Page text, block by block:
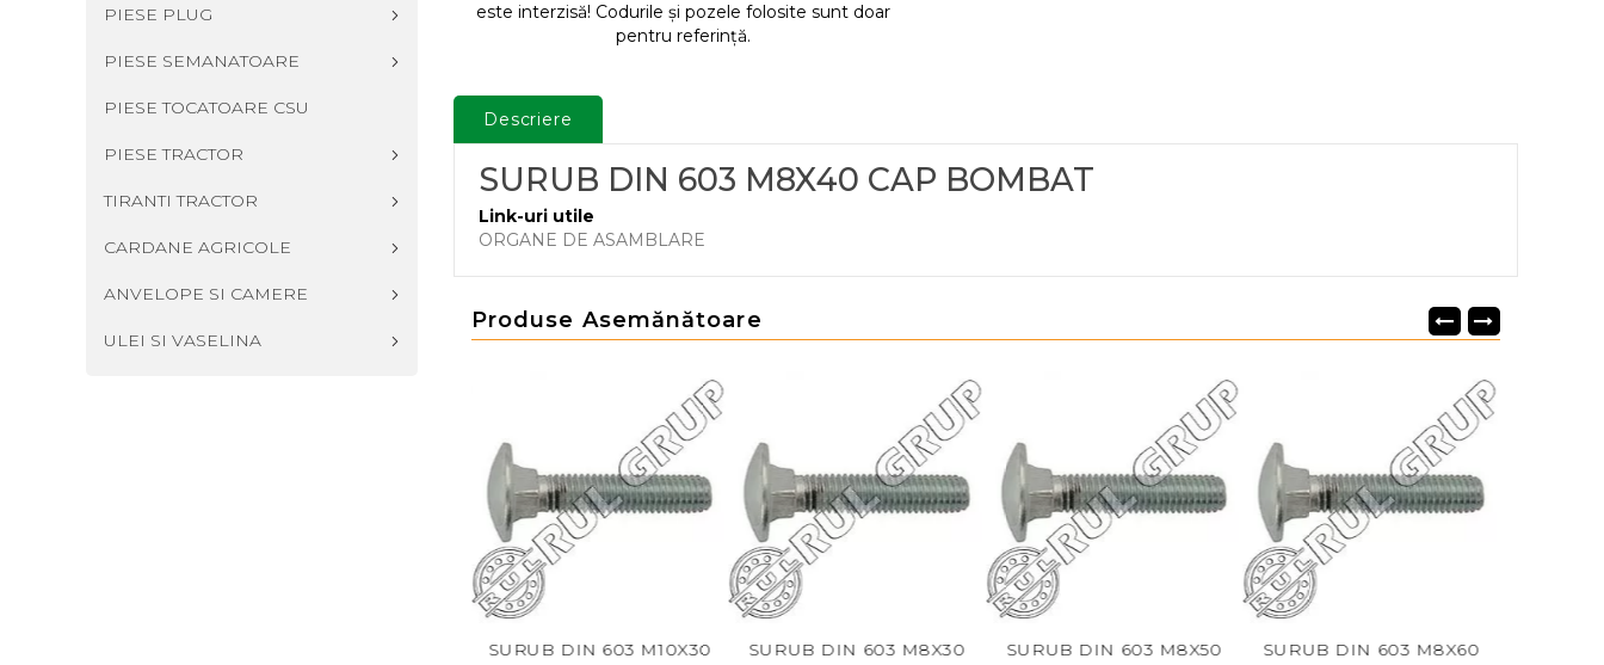
PIESE PLUG
PIESE SEMANATOARE
PIESE TOCATOARE CSU
PIESE TRACTOR
TIRANTI TRACTOR
CARDANE AGRICOLE
ANVELOPE SI CAMERE
ULEI SI VASELINA
este interzisă! Codurile și pozele folosite sunt doar
pentru referință.
Descriere
SURUB DIN 603 M8X40 CAP BOMBAT
Link-uri utile
ORGANE DE ASAMBLARE
Produse Asemănătoare
SURUB DIN 603 M10X30
SURUB DIN 603 M8X30
SURUB DIN 603 M8X50
SURUB DIN 603 M8X60